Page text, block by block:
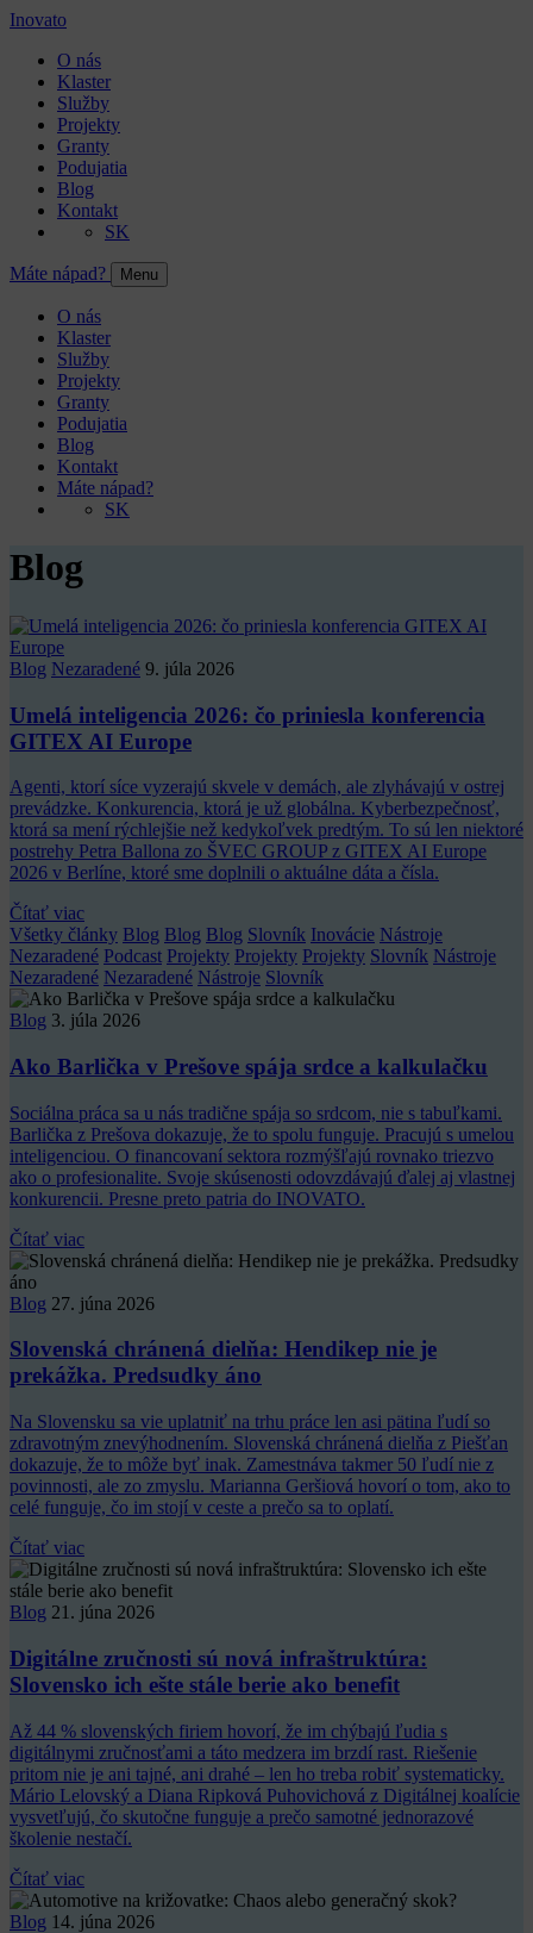
Inovato
O nás
Klaster
Služby
Projekty
Granty
Podujatia
Blog
Kontakt
SK
Máte nápad? Menu
O nás
Klaster
Služby
Projekty
Granty
Podujatia
Blog
Kontakt
Máte nápad?
SK
Blog
Blog Nezaradené 9. júla 2026
Umelá inteligencia 2026: čo priniesla konferencia
GITEX AI Europe
Agenti, ktorí síce vyzerajú skvele v demách, ale zlyhávajú v ostrej
prevádzke. Konkurencia, ktorá je už globálna. Kyberbezpečnosť,
ktorá sa mení rýchlejšie než kedykoľvek predtým. To sú len niektoré
postrehy Petra Ballona zo ŠVEC GROUP z GITEX AI Europe
2026 v Berlíne, ktoré sme doplnili o aktuálne dáta a čísla.
Čítať viac
Všetky články Blog Blog Blog Slovník Inovácie Nástroje
Nezaradené Podcast Projekty Projekty Projekty Slovník Nástroje
Nezaradené Nezaradené Nástroje Slovník
Blog 3. júla 2026
Ako Barlička v Prešove spája srdce a kalkulačku
Sociálna práca sa u nás tradične spája so srdcom, nie s tabuľkami.
Barlička z Prešova dokazuje, že to spolu funguje. Pracujú s umelou
inteligenciou. O financovaní sektora rozmýšľajú rovnako triezvo
ako o profesionalite. Svoje skúsenosti odovzdávajú ďalej aj vlastnej
konkurencii. Presne preto patria do INOVATO.
Čítať viac
Blog 27. júna 2026
Slovenská chránená dielňa: Hendikep nie je
prekážka. Predsudky áno
Na Slovensku sa vie uplatniť na trhu práce len asi pätina ľudí so
zdravotným znevýhodnením. Slovenská chránená dielňa z Piešťan
dokazuje, že to môže byť inak. Zamestnáva takmer 50 ľudí nie z
povinnosti, ale zo zmyslu. Marianna Geršiová hovorí o tom, ako to
celé funguje, čo im stojí v ceste a prečo sa to oplatí.
Čítať viac
Blog 21. júna 2026
Digitálne zručnosti sú nová infraštruktúra:
Slovensko ich ešte stále berie ako benefit
Až 44 % slovenských firiem hovorí, že im chýbajú ľudia s
digitálnymi zručnosťami a táto medzera im brzdí rast. Riešenie
pritom nie je ani tajné, ani drahé – len ho treba robiť systematicky.
Mário Lelovský a Diana Ripková Puhovichová z Digitálnej koalície
vysvetľujú, čo skutočne funguje a prečo samotné jednorazové
školenie nestačí.
Čítať viac
Blog 14. júna 2026